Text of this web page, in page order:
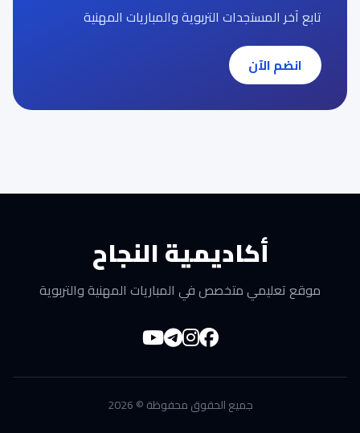
تابع آخر المستجدات التربوية والمباريات المهنية
انضم الآن
أكاديمية النجاح
موقع تعليمي متخصص في المباريات المهنية والتربوية
جميع الحقوق محفوظة © 2026